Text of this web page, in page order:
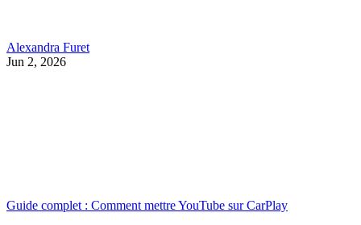
Alexandra Furet
Jun 2, 2026
Guide complet : Comment mettre YouTube sur CarPlay